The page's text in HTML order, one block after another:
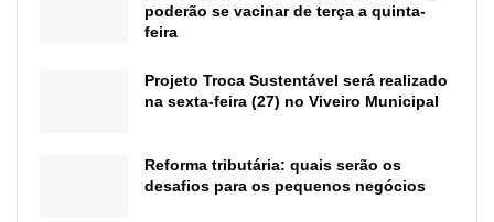
poderão se vacinar de terça a quinta-
feira
Projeto Troca Sustentável será realizado
na sexta-feira (27) no Viveiro Municipal
Reforma tributária: quais serão os
desafios para os pequenos negócios